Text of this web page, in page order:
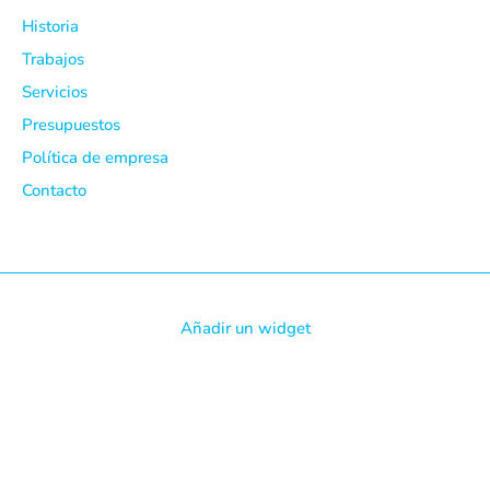
Historia
Trabajos
Servicios
Presupuestos
Política de empresa
Contacto
Añadir un widget